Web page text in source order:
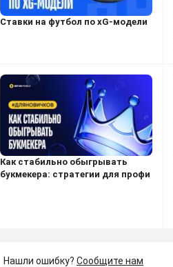
Ставки на футбол по xG-модели
Как стабильно обыгрывать
букмекера: стратегии для профи
Нашли ошибку? Сообщите нам